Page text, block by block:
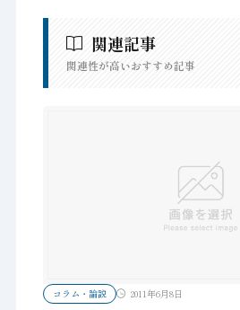
関連記事
関連性が高いおすすめ記事
コラム・論説 2011年6月8日